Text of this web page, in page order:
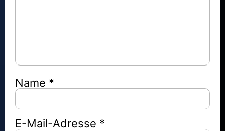
Name *
E-Mail-Adresse *